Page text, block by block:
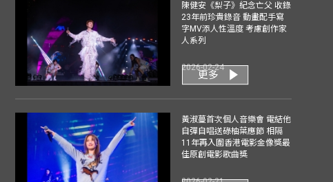
陳健安《梨子》紀念亡父 收錄
23年前珍貴錄音 動畫配手寫
字MV添人性溫度 考慮創作家
人系列
2026-02-24
更多
黃淑蔓首次個人音樂會 電結他
自彈自唱送碌柚葉應節 相隔
11年再入圍香港電影金像獎最
佳原創電影歌曲獎